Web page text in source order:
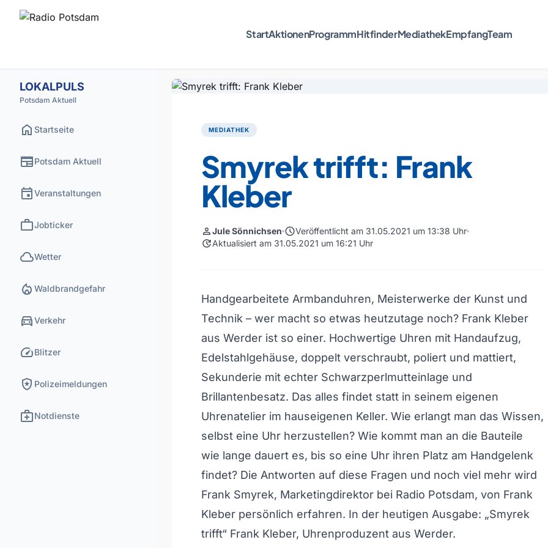
StartAktionenProgrammHitfinderMediathekEmpfangTeam
LOKALPULS
Potsdam Aktuell
home Startseite
newspaperPotsdam Aktuell
eventVeranstaltungen
workJobticker
cloudWetter
local_fire_department Waldbrandgefahr
directions_carVerkehr
speedBlitzer
local_police Polizeimeldungen
medical_servicesNotdienste
MEDIATHEK
Smyrek trifft: Frank
Kleber
personJule Sönnichsen scheduleVeröffentlicht am 31.05.2021 um 13:38 Uhr
updateAktualisiert am 31.05.2021 um 16:21 Uhr
Handgearbeitete Armbanduhren, Meisterwerke der Kunst und
Technik – wer macht so etwas heutzutage noch? Frank Kleber
aus Werder ist so einer. Hochwertige Uhren mit Handaufzug,
Edelstahlgehäuse, doppelt verschraubt, poliert und mattiert,
Sekunderie mit echter Schwarzperlmutteinlage und
Brillantenbesatz. Das alles findet statt in seinem eigenen
Uhrenatelier im hauseigenen Keller. Wie erlangt man das Wissen,
selbst eine Uhr herzustellen? Wie kommt man an die Bauteile
wie lange dauert es, bis so eine Uhr ihren Platz am Handgelenk
findet? Die Antworten auf diese Fragen und noch viel mehr wird
Frank Smyrek, Marketingdirektor bei Radio Potsdam, von Frank
Kleber persönlich erfahren. In der heutigen Ausgabe: „Smyrek
trifft“ Frank Kleber, Uhrenproduzent aus Werder.